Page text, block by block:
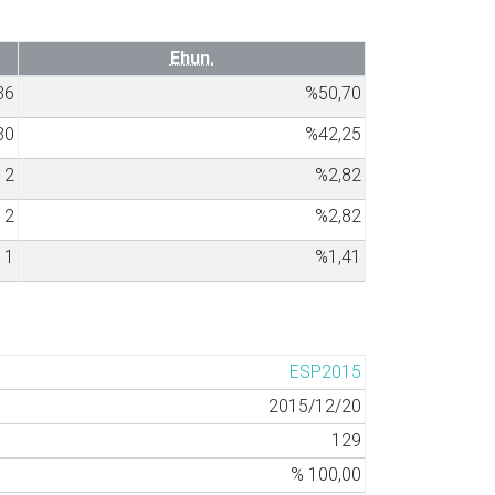
Ehun.
%50,70
%42,25
2
%2,82
2
%2,82
1 %1,41
ESP2015
2015/12/20
129
% 100,00